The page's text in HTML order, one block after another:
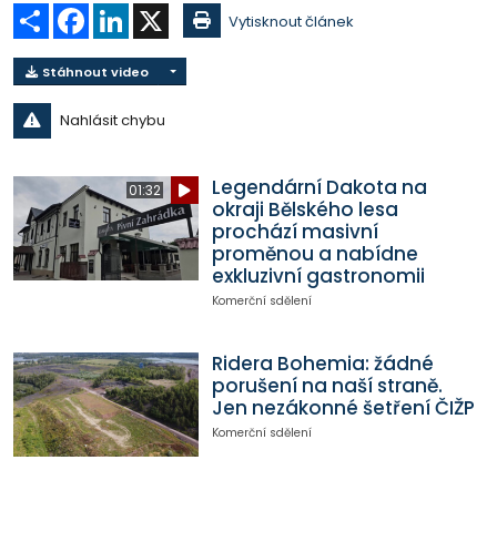
Sdílet Facebook
LinkedIn Vytisknout článek
Stáhnout video
Nahlásit chybu
01:32
Legendární Dakota na
okraji Bělského lesa
prochází masivní
proměnou a nabídne
exkluzivní gastronomii
Komerční sdělení
Ridera Bohemia: žádné
porušení na naší straně.
Jen nezákonné šetření ČIŽP
Komerční sdělení